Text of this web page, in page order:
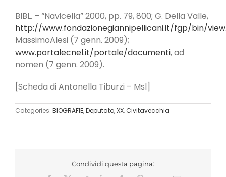
BIBL. – “Navicella” 2000, pp. 79, 800; G. Della Valle,
http://www.fondazionegiannipellicani.it/fgp/bin/
MassimoAlesi (7 genn. 2009);
www.portalecnel.it/portale/documenti, ad
nomen (7 genn. 2009).
[Scheda di Antonella Tiburzi – Msl]
Categories: BIOGRAFIE,Deputato,XX,Civitavecchia
Condividi questa pagina: